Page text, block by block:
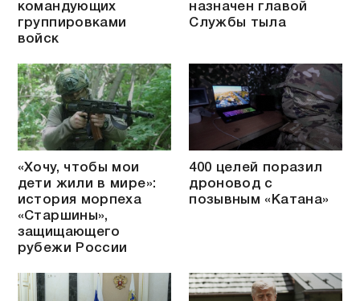
командующих
группировками
войск
назначен главой
Службы тыла
«Хочу, чтобы мои
дети жили в мире»:
история морпеха
«Старшины»,
защищающего
рубежи России
400 целей поразил
дроновод с
позывным «Катана»